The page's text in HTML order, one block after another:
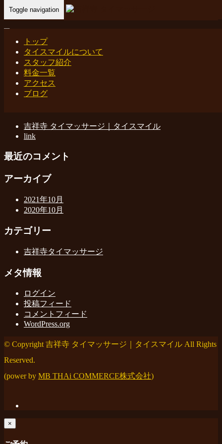
Toggle navigation
トップ
タイスマイルについて
スタッフ紹介
料金一覧
アクセス
ブログ
Home- アイ(…
アイ(Ai)吉祥寺 タイマッサージ タイスマイル
吉祥寺 タイマッサージ｜タイスマイル
link
最近のコメント
アーカイブ
2021年10月
2020年10月
カテゴリー
吉祥寺タイマッサージ
メタ情報
ログイン
投稿フィード
コメントフィード
WordPress.org
© Copyright 吉祥寺 タイマッサージ｜タイスマイル All Rights
Reserved.
(power by MB THAi COMMERCE株式会社)
×